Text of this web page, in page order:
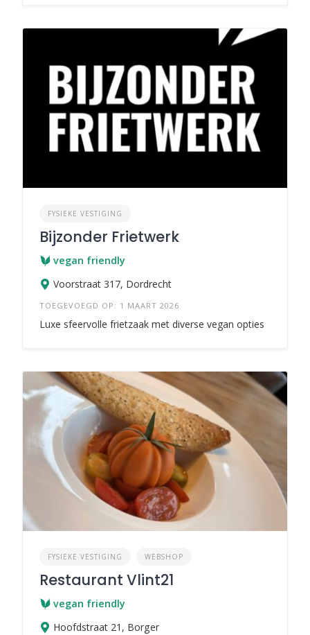
FYSIEKE VESTIGING
Bijzonder Frietwerk
vegan friendly
Voorstraat 317, Dordrecht
TOEGEVOEGD OP: 1 MAART 2026
Luxe sfeervolle frietzaak met diverse vegan opties
FYSIEKE VESTIGING WEBSHOP
Restaurant Vlint21
vegan friendly
Hoofdstraat 21, Borger